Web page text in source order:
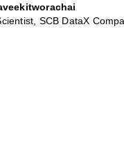
SCB DataX